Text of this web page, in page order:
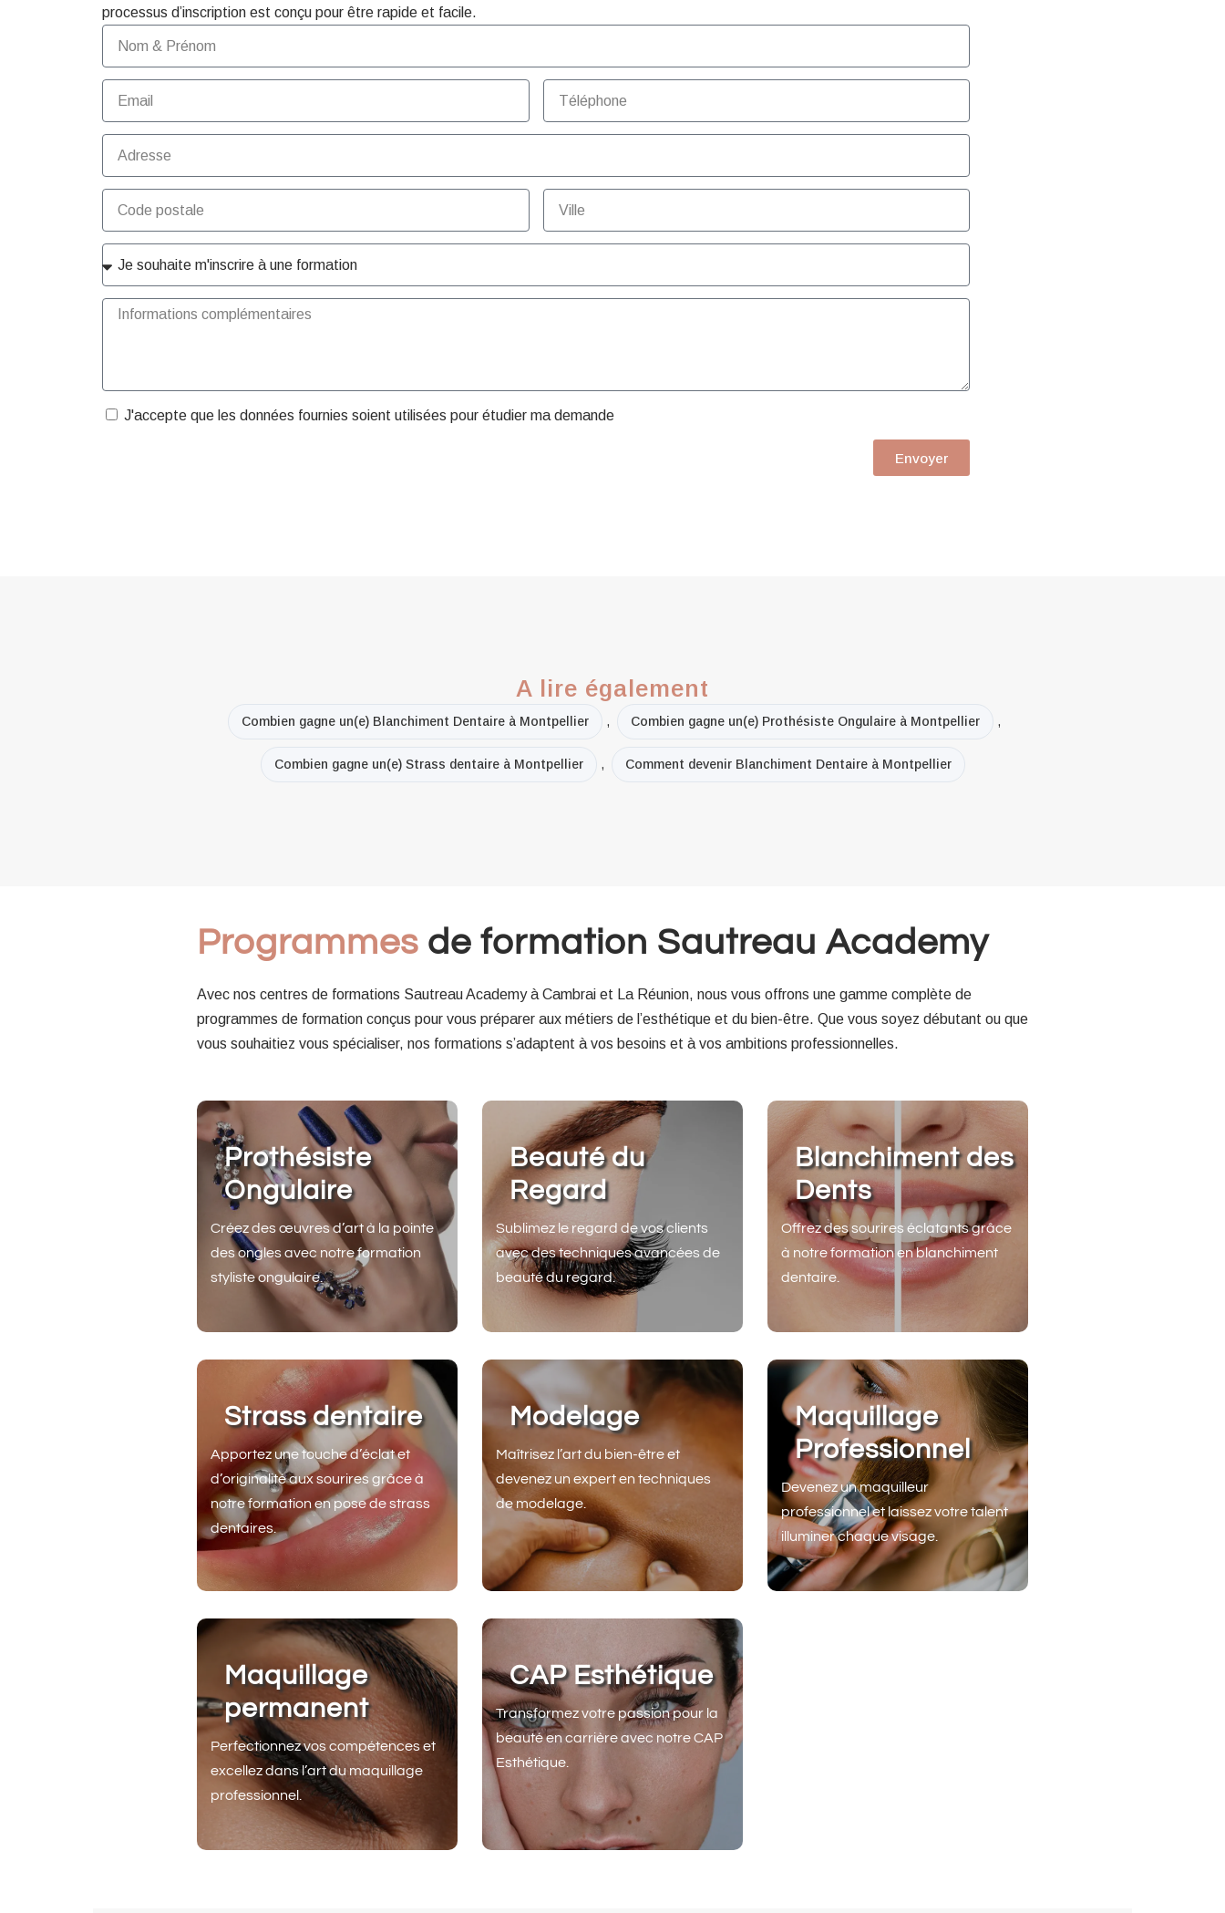
processus d’inscription est conçu pour être rapide et facile.
J'accepte que les données fournies soient utilisées pour étudier ma demande
Envoyer
A lire également
Combien gagne un(e) Blanchiment Dentaire à Montpellier , Combien gagne un(e) Prothésiste Ongulaire à Montpellier ,
Combien gagne un(e) Strass dentaire à Montpellier , Comment devenir Blanchiment Dentaire à Montpellier
Programmes de formation Sautreau Academy
Avec nos centres de formations Sautreau Academy à Cambrai et La Réunion, nous vous offrons une gamme complète de
programmes de formation conçus pour vous préparer aux métiers de l’esthétique et du bien-être. Que vous soyez débutant ou que
vous souhaitiez vous spécialiser, nos formations s’adaptent à vos besoins et à vos ambitions professionnelles.
Prothésiste
Ongulaire
Créez des œuvres d’art à la pointe
des ongles avec notre formation
styliste ongulaire.
Beauté du
Regard
Sublimez le regard de vos clients
avec des techniques avancées de
beauté du regard.
Blanchiment des
Dents
Offrez des sourires éclatants grâce
à notre formation en blanchiment
dentaire.
Strass dentaire
Apportez une touche d’éclat et
d’originalité aux sourires grâce à
notre formation en pose de strass
dentaires.
Modelage
Maîtrisez l’art du bien-être et
devenez un expert en techniques
de modelage.
Maquillage
Professionnel
Devenez un maquilleur
professionnel et laissez votre talent
illuminer chaque visage.
Maquillage
permanent
Perfectionnez vos compétences et
excellez dans l’art du maquillage
professionnel.
CAP Esthétique
Transformez votre passion pour la
beauté en carrière avec notre CAP
Esthétique.